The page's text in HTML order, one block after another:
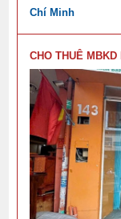
Chí Minh
CHO THUÊ